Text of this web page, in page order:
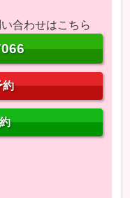
合わせはこちら
約